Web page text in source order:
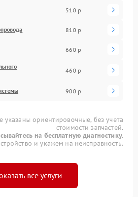
510 р
810 р
660 р
460 р
900 р
указаны ориентировочные, без учета
стоимости запчастей.
на бесплатную диагностику.
и укажем на неисправность.
все услуги